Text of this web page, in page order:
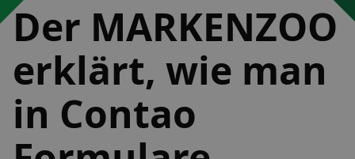
Der MARKENZOO
erklärt, wie man
in Contao